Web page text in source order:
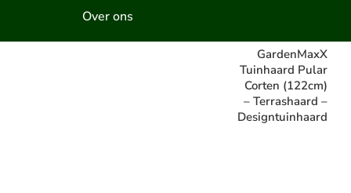
Over ons
GardenMaxX
Tuinhaard Pular
Corten (122cm)
– Terrashaard –
Designtuinhaard